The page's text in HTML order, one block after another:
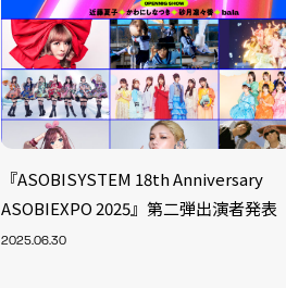
『ASOBISYSTEM 18th Anniversary
ASOBIEXPO 2025』第二弾出演者発表
2025.06.30